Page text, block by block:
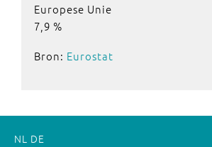
Europese Unie
7,9 %
Bron: Eurostat
NL DE